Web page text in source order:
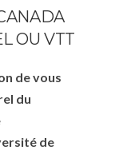
OU VTT
de vous
du
de